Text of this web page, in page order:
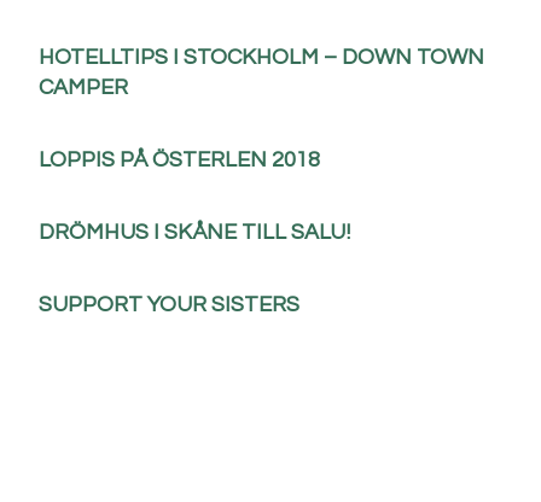
HOTELLTIPS I STOCKHOLM – DOWN TOWN
CAMPER
LOPPIS PÅ ÖSTERLEN 2018
DRÖMHUS I SKÅNE TILL SALU!
SUPPORT YOUR SISTERS